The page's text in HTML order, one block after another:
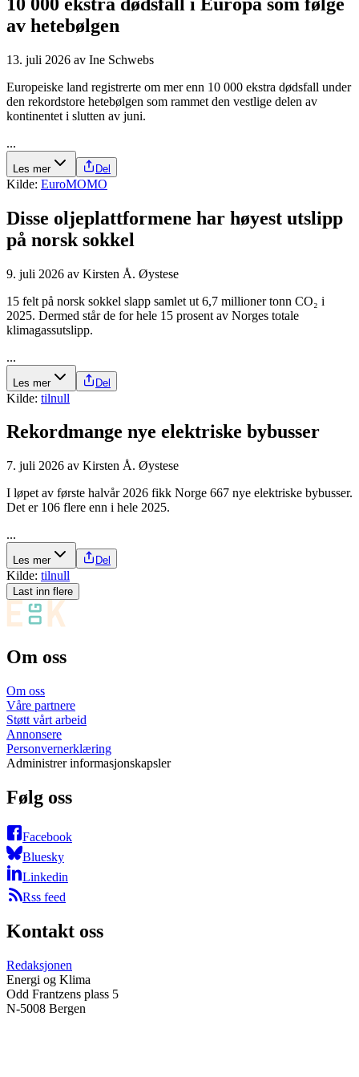
av hetebølgen
13. juli 2026 av Ine Schwebs
Europeiske land registrerte om mer enn 10 000 ekstra dødsfall under
den rekordstore hetebølgen som rammet den vestlige delen av
kontinentet i slutten av juni.
...
Les mer Del
Kilde: EuroMOMO
Disse olje­plattformene har høyest utslipp
på norsk sokkel
9. juli 2026 av Kirsten Å. Øystese
15 felt på norsk sokkel slapp samlet ut 6,7 millioner tonn CO₂ i
2025. Dermed står de for hele 15 prosent av Norges totale
klimagassutslipp.
...
Les mer Del
Kilde: tilnull
Rekordmange nye elektriske bybusser
7. juli 2026 av Kirsten Å. Øystese
I løpet av første halvår 2026 fikk Norge 667 nye elektriske bybusser.
Det er 106 flere enn i hele 2025.
...
Les mer Del
Kilde: tilnull
Last inn flere
Om oss
Om oss
Våre partnere
Støtt vårt arbeid
Annonsere
Personvernerklæring
Administrer informasjonskapsler
Følg oss
Facebook
Bluesky
Linkedin
Rss feed
Kontakt oss
Redaksjonen
Energi og Klima
Odd Frantzens plass 5
N-5008 Bergen